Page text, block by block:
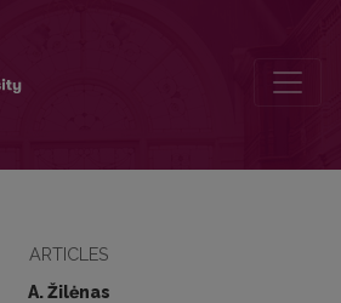
ARTICLES
A. Žilėnas